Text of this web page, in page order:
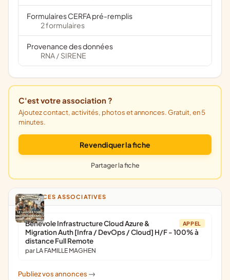
Formulaires CERFA pré-remplis
2 formulaires
Provenance des données
RNA / SIRENE
C'est votre association ?
Ajoutez contact, activités, photos et annonces. Gratuit, en 5
minutes.
Revendiquer la fiche
Partager la fiche
ANNONCES ASSOCIATIVES
APPEL
Bénévole Infrastructure Cloud Azure &
Migration Auth [Infra / DevOps / Cloud] H/F - 100% à
distance Full Remote
par LA FAMILLE MAGHEN
Publiez vos annonces ->